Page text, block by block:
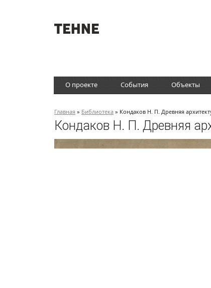
О проекте События Объекты
Главная » Библиотека » Кондаков Н. П. Древняя
Кондаков Н. П. Древняя